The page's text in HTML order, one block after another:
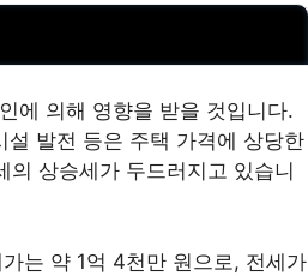
에 의해 영향을 받을 것입니다.
발전 등은 주택 가격에 상당한
상승세가 두드러지고 있습니
는 약 1억 4천만 원으로, 전세가